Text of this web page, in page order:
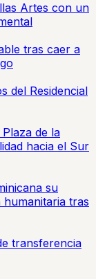
Artes con un
tras caer a
del Residencial
de la
hacia el Sur
su
tras
transferencia